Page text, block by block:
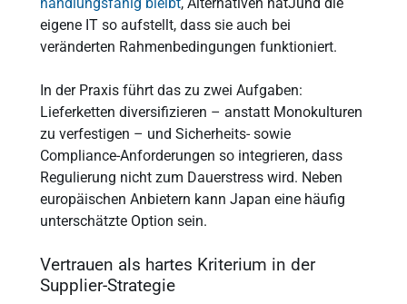
eigene IT so aufstellt, dass sie auch bei
veränderten Rahmenbedingungen funktioniert.
In der Praxis führt das zu zwei Aufgaben:
Lieferketten diversifizieren – anstatt Monokulturen
zu verfestigen – und Sicherheits- sowie
Compliance-Anforderungen so integrieren, dass
Regulierung nicht zum Dauerstress wird. Neben
europäischen Anbietern kann Japan eine häufig
unterschätzte Option sein.
Vertrauen als hartes Kriterium in der
Supplier-Strategie